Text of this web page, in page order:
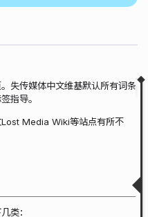
折叠
目录
概述
警告标签
页面标记
失传媒体中文维基默认所有词条
指导。
Media Wiki等站点有所不
类：